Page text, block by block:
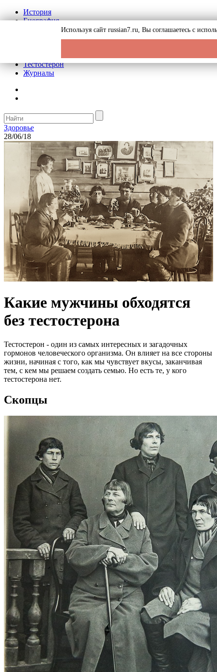
История
Биография
Реклама на сайте
Тестостерон
Журналы
Здоровье
28/06/18
Какие мужчины обходятся
без тестостерона
Тестостерон - один из самых интересных и загадочных
гормонов человеческого организма. Он влияет на все стороны
жизни, начиная с того, как мы чувствует вкусы, заканчивая
тем, с кем мы решаем создать семью. Но есть те, у кого
тестостерона нет.
Скопцы
Используя сайт russian7.ru, Вы соглашаетесь с